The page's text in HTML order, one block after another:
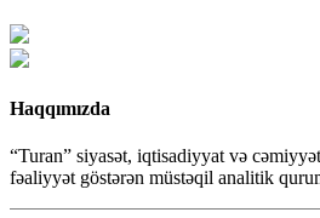
Haqqımızda
“Turan” siyasət, iqtisadiyyat və
fəaliyyət göstərən müstəqil analitik